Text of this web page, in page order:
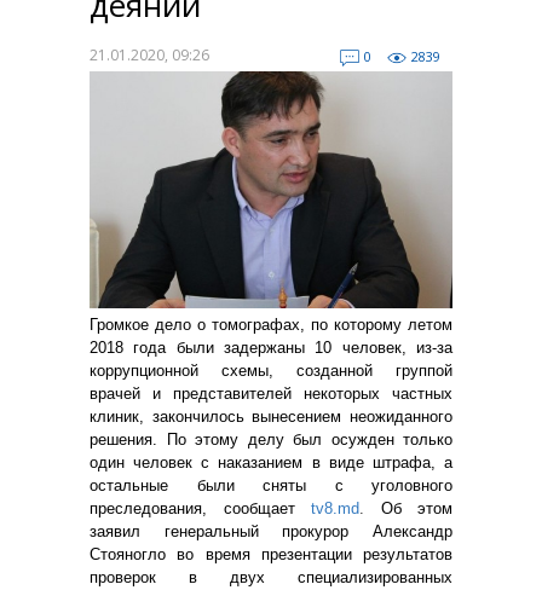
21.01.2020, 09:26 0 2839
Громкое дело о томографах, по которому летом
2018 года были задержаны 10 человек, из-за
коррупционной схемы, созданной группой
врачей и представителей некоторых частных
клиник, закончилось вынесением неожиданного
решения. По этому делу был осужден только
один человек с наказанием в виде штрафа, а
остальные были сняты с уголовного
преследования, сообщает tv8.md
Об этом
заявил генеральный прокурор Александр
Стояногло во время презентации результатов
проверок в двух специализированных